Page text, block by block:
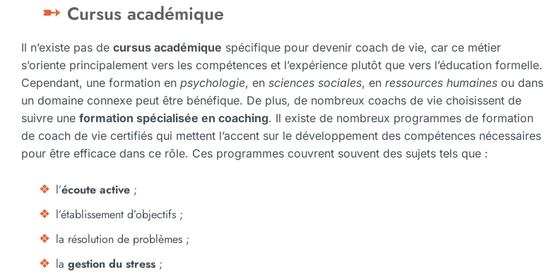
Cursus académique
Il n’existe pas de cursus académique spécifique pour devenir coach de vie, car ce métier
s’oriente principalement vers les compétences et l’expérience plutôt que vers l’éducation formelle.
Cependant, une formation en psychologie, en sciences sociales, en ressources humaines ou dans
un domaine connexe peut être bénéfique. De plus, de nombreux coachs de vie choisissent de
suivre une formation spécialisée en coaching. Il existe de nombreux programmes de formation
de coach de vie certifiés qui mettent l’accent sur le développement des compétences nécessaires
pour être efficace dans ce rôle. Ces programmes couvrent souvent des sujets tels que :
l’écoute active ;
l’établissement d’objectifs ;
la résolution de problèmes ;
la gestion du stress ;